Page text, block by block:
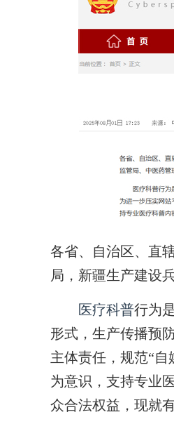
各省、自治区、直
局，新疆生产建设
医疗科普行为
形式，生产传播预
主体责任，规范“自
为意识，支持专业
众合法权益，现就